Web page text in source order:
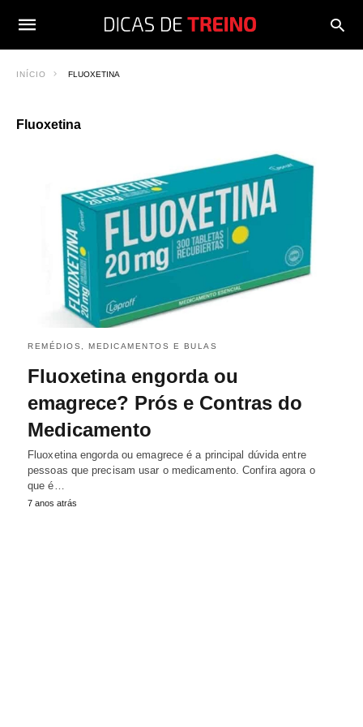
INÍCIO FLUOXETINA
Fluoxetina
REMÉDIOS, MEDICAMENTOS E BULAS
Fluoxetina engorda ou
emagrece? Prós e Contras do
Medicamento
Fluoxetina engorda ou emagrece é a principal dúvida entre
pessoas que precisam usar o medicamento. Confira agora o
que é…
7 anos atrás